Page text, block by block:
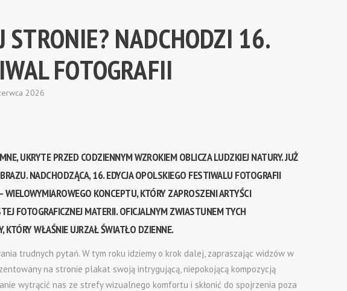
STRONIE? NADCHODZI 16.
FOTOGRAFII
2026
UKRYTE PRZED CODZIENNYM WZROKIEM OBLICZA LUDZKIEJ NATURY. JUŻ
NADCHODZĄCA, 16. EDYCJA OPOLSKIEGO FESTIWALU FOTOGRAFII
KONCEPTU, KTÓRY ZAPROSZENI ARTYŚCI
FOTOGRAFICZNEJ MATERII. OFICJALNYM ZWIASTUNEM TYCH
WŁAŚNIE UJRZAŁ ŚWIATŁO DZIENNE.
trudnych pytań. W tym roku idziemy o krok dalej, zapraszając widzów w
na stronie plakat swoją intrygującą, niepokojącą kompozycją
wytrącić nas ze strefy wizualnego komfortu i skłonić do spojrzenia poza